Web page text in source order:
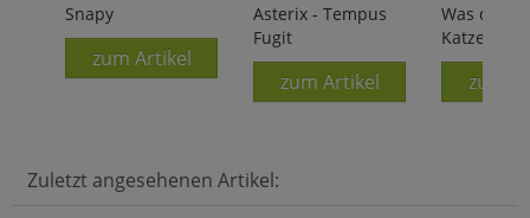
Snapy
zum Artikel
Asterix - Tempus
Fugit
zum Artikel
Was denkt
Katze?
zum
Zuletzt angesehenen Artikel: